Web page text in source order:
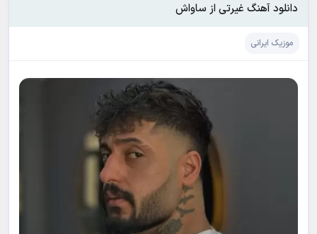
دانلود آهنگ غیرتی از ساواش
موزیک ایرانی